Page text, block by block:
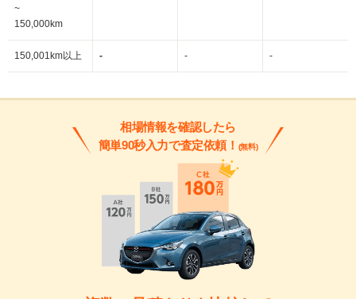
~
150,000km
150,001km以上 - - -
相場情報を確認したら
簡単90秒入力で査定依頼！ (無料)